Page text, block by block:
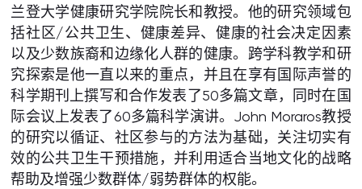
兰登大学健康研究学院院长和教授。他的研究领域包
括社区/公共卫生、健康差异、健康的社会决定因素
以及少数族裔和边缘化人群的健康。跨学科教学和研
究探索是他一直以来的重点，并且在享有国际声誉的
科学期刊上撰写和合作发表了50多篇文章，同时在国
际会议上发表了60多篇科学演讲。John Moraros教授
的研究以循证、社区参与的方法为基础，关注切实有
效的公共卫生干预措施，并利用适合当地文化的战略
帮助及增强少数群体/弱势群体的权能。